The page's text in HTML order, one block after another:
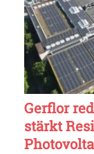
Gerflor
stärkt